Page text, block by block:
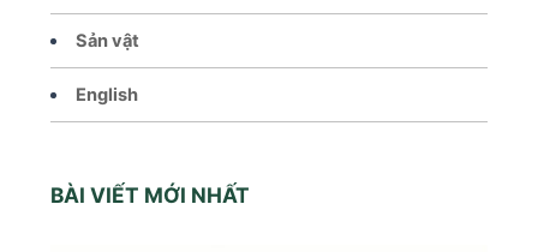
Sản vật
English
BÀI VIẾT MỚI NHẤT